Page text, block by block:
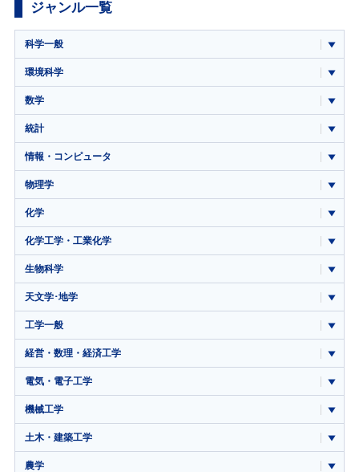
ジャンル一覧
科学一般
環境科学
数学
統計
情報・コンピュータ
物理学
化学
化学工学・工業化学
生物科学
天文学･地学
工学一般
経営・数理・経済工学
電気・電子工学
機械工学
土木・建築工学
農学